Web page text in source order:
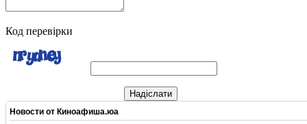
Код перевірки
Надіслати
Новости от Киноафиша.юа